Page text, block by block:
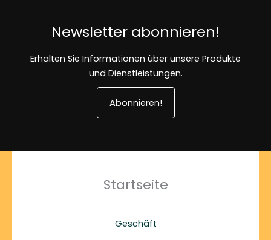
Newsletter abonnieren!
Erhalten Sie Informationen über unsere Produkte
und Dienstleistungen.
Abonnieren!
Startseite
Geschäft